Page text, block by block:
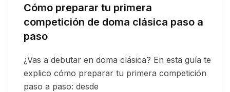
Cómo preparar tu primera
competición de doma clásica paso a
paso
¿Vas a debutar en doma clásica? En esta guía te
explico cómo preparar tu primera competición
paso a paso: desde